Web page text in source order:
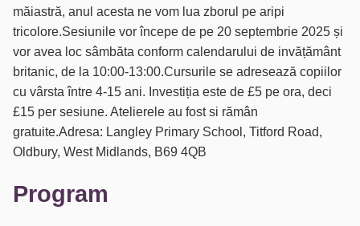
măiastră, anul acesta ne vom lua zborul pe aripi
tricolore.Sesiunile vor începe de pe 20 septembrie 2025 și
vor avea loc sâmbăta conform calendarului de invățământ
britanic, de la 10:00-13:00.Cursurile se adresează copiilor
cu vârsta între 4-15 ani. Investiția este de £5 pe ora, deci
£15 per sesiune. Atelierele au fost si rămân
gratuite.Adresa: Langley Primary School, Titford Road,
Oldbury, West Midlands, B69 4QB
Program